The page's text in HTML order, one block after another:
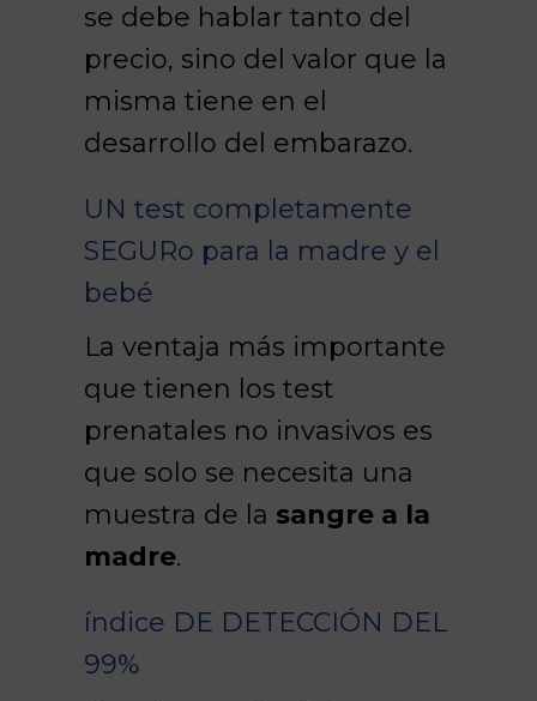
se debe hablar tanto del
precio, sino del valor que la
misma tiene en el
desarrollo del embarazo.
UN test completamente
SEGURo para la madre y el
bebé
La ventaja más importante
que tienen los test
prenatales no invasivos es
que solo se necesita una
muestra de la sangre a la
madre.
índice DE DETECCIÓN DEL
99%